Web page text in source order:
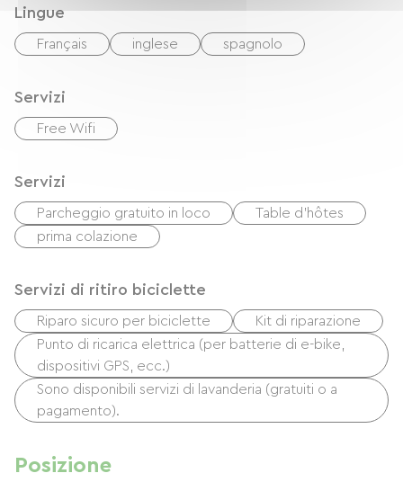
Lingue
Français inglese spagnolo
Servizi
Free Wifi
Servizi
Parcheggio gratuito in loco
Table d'hôtes
prima colazione
Servizi di ritiro biciclette
Riparo sicuro per biciclette
Kit di riparazione
Punto di ricarica elettrica (per batterie di e-bike,
dispositivi GPS, ecc.)
Sono disponibili servizi di lavanderia (gratuiti o a
pagamento).
Posizione